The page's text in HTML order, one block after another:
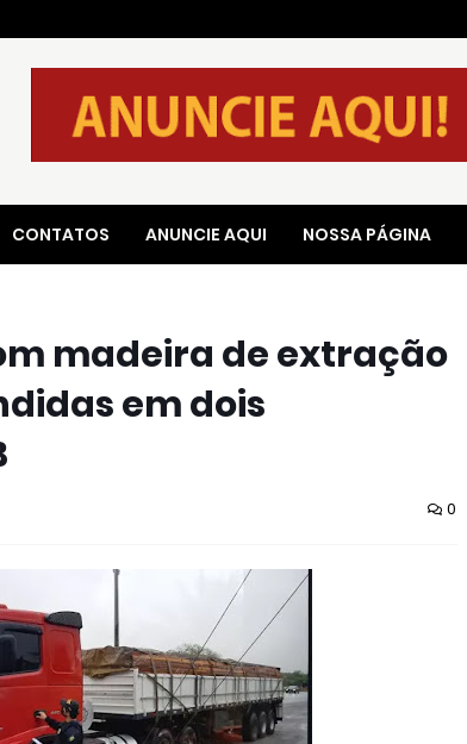
CONTATOS ANUNCIE AQUI NOSSA PÁGINA
madeira de extração
em dois
0